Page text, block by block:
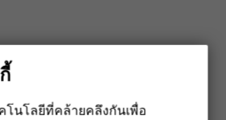
กับคุณหรือไม่
โนโลยีที่คล้ายคลึงกันเพื่อ